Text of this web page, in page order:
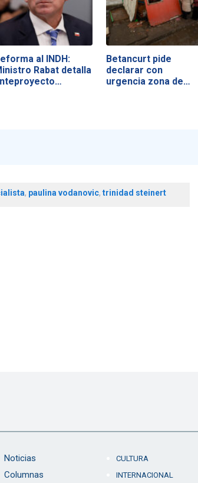
al INDH:
Rabat detalla
Betancurt pide
declarar con
urgencia zona de…
, paulina vodanovic, trinidad steinert
Noticias
Columnas
CULTURA
INTERNACIONAL